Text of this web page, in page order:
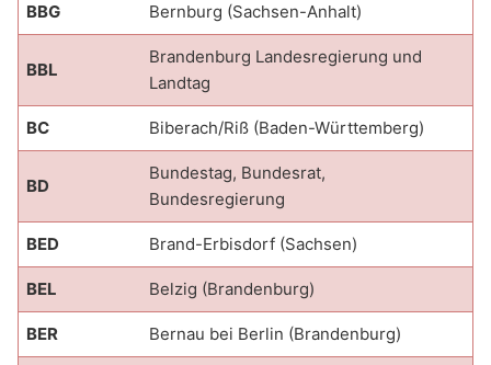
BBG Bernburg (Sachsen-Anhalt)
BBL
Brandenburg Landesregierung und
Landtag
BC Biberach/Riß (Baden-Württemberg)
BD
Bundestag, Bundesrat,
Bundesregierung
BED Brand-Erbisdorf (Sachsen)
BEL Belzig (Brandenburg)
BER Bernau bei Berlin (Brandenburg)